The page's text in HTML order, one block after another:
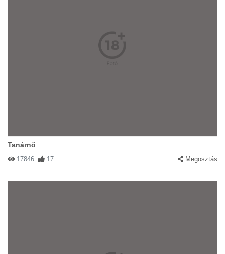
Tanárnő
17846 17 Megosztás